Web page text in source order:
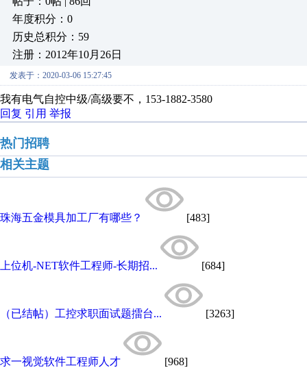
年度积分：0
历史总积分：59
注册：2012年10月26日
发表于：2020-03-06 15:27:45
我有电气自控中级/高级要不，153-1882-3580
回复 引用 举报
热门招聘
相关主题
珠海五金模具加工厂有哪些？ [483]
上位机-NET软件工程师-长期招... [684]
（已结帖）工控求职面试题擂台... [3263]
求一视觉软件工程师人才 [968]